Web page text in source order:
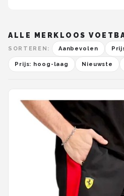
ALLE MERKLOOS
SORTEREN: Aanbevolen
Prijs: hoog-laag Nieuwste